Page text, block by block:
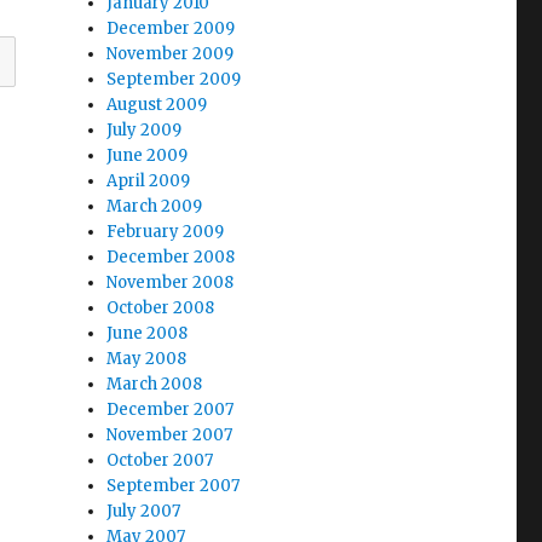
December 2009
November 2009
September 2009
August 2009
July 2009
June 2009
April 2009
March 2009
February 2009
December 2008
November 2008
October 2008
June 2008
May 2008
March 2008
December 2007
November 2007
October 2007
September 2007
July 2007
May 2007